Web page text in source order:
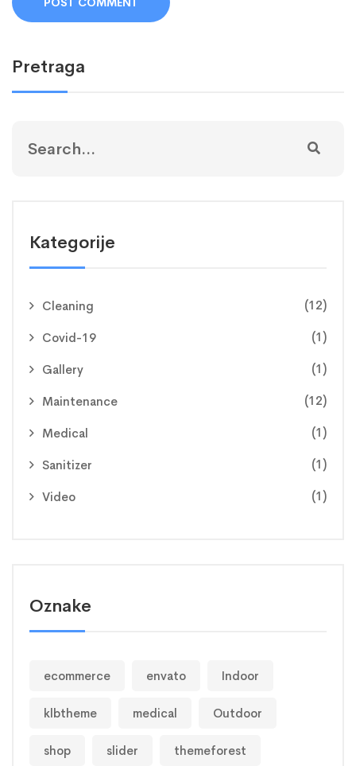
Pretraga
Kategorije
Cleaning (12)
Covid-19 (1)
Gallery (1)
Maintenance (12)
Medical (1)
Sanitizer (1)
Video (1)
Oznake
ecommerce envato Indoor
klbtheme medical Outdoor
shop slider themeforest